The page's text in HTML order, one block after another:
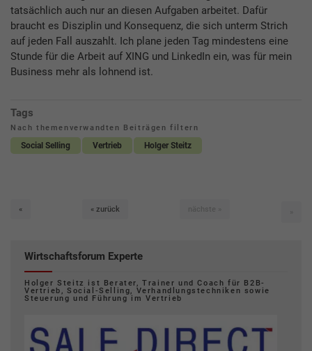
tatsächlich auch nur an diesen Aufgaben arbeitet. Dafür
braucht es Disziplin und Konsequenz, die sich unterm Strich
auf jeden Fall auszahlt. Ich plane jeden Tag mindestens eine
Stunde für die Arbeit auf XING und LinkedIn ein, was für mein
Business mehr als lohnend ist.
Tags
Nach themenverwandten Beiträgen filtern
Social Selling Vertrieb Holger Steitz
«erste « zurück
Wirtschaftsforum Experte
Holger Steitz ist Berater, Trainer und Coach für B2B-
Vertrieb, Social-Selling, Verhandlungstechniken sowie
Steuerung und Führung im Vertrieb